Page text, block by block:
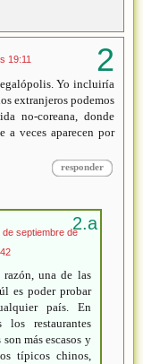
19:11
Yo incluiría
extranjeros podemos
no-coreana, donde
a veces aparecen por
responder
de septiembre de
una de las
es poder probar
país. En
los restaurantes
más escasos y
típicos chinos,